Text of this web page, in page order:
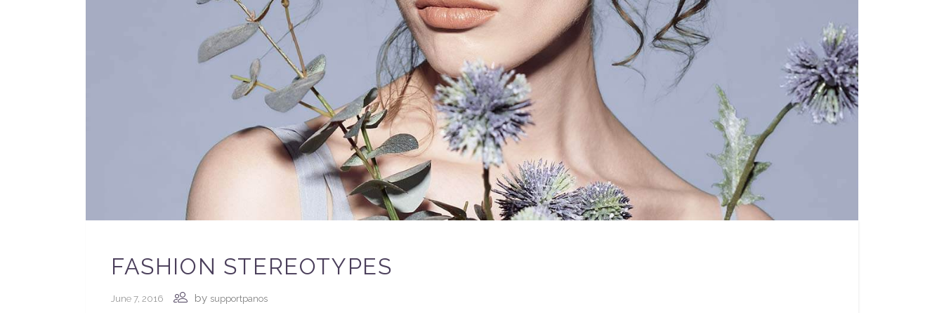
FASHION STEREOTYPES
June 7, 2016 by supportpanos